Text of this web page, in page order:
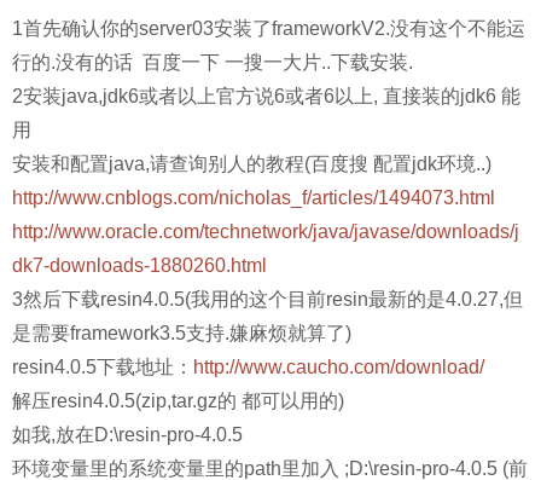
1首先确认你的server03安装了frameworkV2.没有这个不能运
行的.没有的话 百度一下 一搜一大片..下载安装.
2安装java,jdk6或者以上官方说6或者6以上, 直接装的jdk6 能
用
安装和配置java,请查询别人的教程(百度搜 配置jdk环境..)
http://www.cnblogs.com/nicholas_f/articles/1494073.html
http://www.oracle.com/technetwork/java/javase/downloads/j
dk7-downloads-1880260.html
3然后下载resin4.0.5(我用的这个目前resin最新的是4.0.27,但
是需要framework3.5支持.嫌麻烦就算了)
resin4.0.5下载地址： http://www.caucho.com/download/
解压resin4.0.5(zip,tar.gz的 都可以用的)
如我,放在D:\resin-pro-4.0.5
环境变量里的系统变量里的path里加入 ;D:\resin-pro-4.0.5 (前